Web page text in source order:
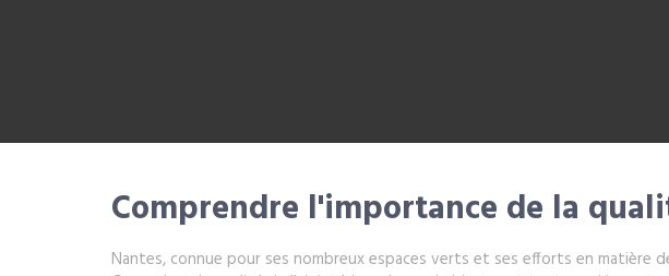
Comprendre l'importance de la
Nantes, connue pour ses nombreux espaces verts et ses efforts en